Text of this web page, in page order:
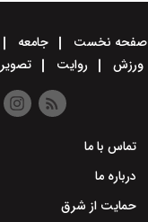
صفحه نخست جامعه
ورزش
روایت تصویر
تماس با ما
درباره ما
حمایت از شرق